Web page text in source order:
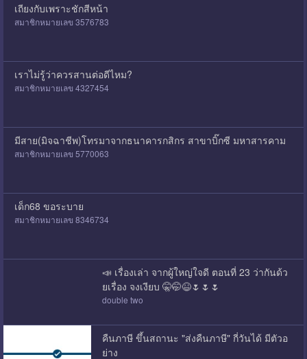
เถียงกับเพราะชักสีหน้า
สมาชิกหมายเลข 3576783
เราไม่รู้ว่าควรสานต่อดีไหม?
สมาชิกหมายเลข 4327454
มีสาย(มิจฉาชีพ)โทรมาจากธนาคารกสิกร สาขาบิ๊กซี มหาสารคาม
สมาชิกหมายเลข 5770063
เด็ก68 ขอระบาย
สมาชิกหมายเลข 8346734
📣 เรื่องเล่า จากผู้ใหญ่ใจดี ตอนที่ 23 ว่ากันด้ว
ยเรื่อง จงเงียบ 🤫🤭😆🌷🌷🌷
double two
คืนภาษี ขึ้นสถานะ "ส่งคืนภาษี" กี่วันได้ มีตัวอ
ย่าง